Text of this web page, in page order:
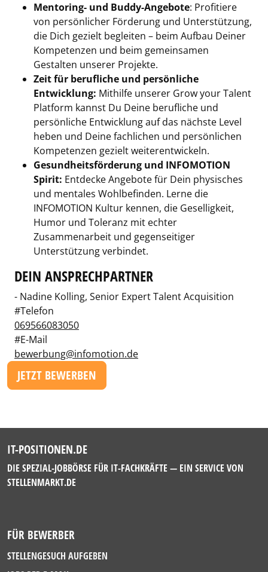
Mentoring- und Buddy-Angebote: Profitiere
von persönlicher Förderung und Unterstützung,
die Dich gezielt begleiten – beim Aufbau Deiner
Kompetenzen und beim gemeinsamen
Gestalten unserer Projekte.
Zeit für berufliche und persönliche
Entwicklung: Mithilfe unserer Grow your Talent
Platform kannst Du Deine berufliche und
persönliche Entwicklung auf das nächste Level
heben und Deine fachlichen und persönlichen
Kompetenzen gezielt weiterentwickeln.
Gesundheitsförderung und INFOMOTION
Spirit: Entdecke Angebote für Dein physisches
und mentales Wohlbefinden. Lerne die
INFOMOTION Kultur kennen, die Geselligkeit,
Humor und Toleranz mit echter
Zusammenarbeit und gegenseitiger
Unterstützung verbindet.
DEIN ANSPRECHPARTNER
- Nadine Kolling, Senior Expert Talent Acquisition
#Telefon
069566083050
#E-Mail
bewerbung@infomotion.de
JETZT BEWERBEN
IT-POSITIONEN.DE
DIE SPEZIAL-JOBBÖRSE FÜR IT-FACHKRÄFTE — EIN SERVICE VON
STELLENMARKT.DE
FÜR BEWERBER
STELLENGESUCH AUFGEBEN